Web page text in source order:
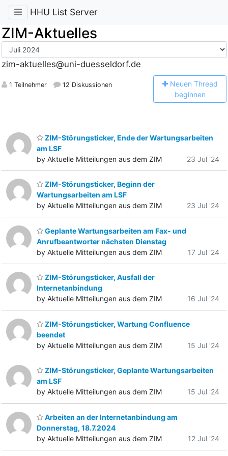
HHU List Server
ZIM-Aktuelles
zim-aktuelles@uni-duesseldorf.de
1 Teilnehmer 12 Diskussionen Neuen Thread
beginnen
ZIM-Störungsticker, Ende der Wartungsarbeiten
am LSF
by Aktuelle Mitteilungen aus dem ZIM
23 Jul '24
ZIM-Störungsticker, Beginn der
Wartungsarbeiten am LSF
by Aktuelle Mitteilungen aus dem ZIM
23 Jul '24
Geplante Wartungsarbeiten am Fax- und
Anrufbeantworter nächsten Dienstag
by Aktuelle Mitteilungen aus dem ZIM
17 Jul '24
ZIM-Störungsticker, Ausfall der
Internetanbindung
by Aktuelle Mitteilungen aus dem ZIM
16 Jul '24
ZIM-Störungsticker, Wartung Confluence
beendet
by Aktuelle Mitteilungen aus dem ZIM
15 Jul '24
ZIM-Störungsticker, Geplante Wartungsarbeiten
am LSF
by Aktuelle Mitteilungen aus dem ZIM
15 Jul '24
Arbeiten an der Internetanbindung am
Donnerstag, 18.7.2024
by Aktuelle Mitteilungen aus dem ZIM
12 Jul '24